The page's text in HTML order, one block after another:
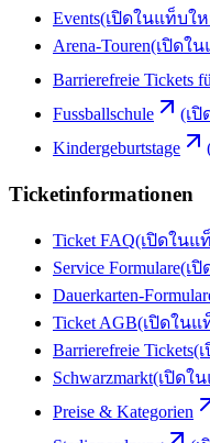
Events(เปิดในแท็บใ
Arena-Touren(เปิดใ
Barrierefreie Tickets
Fussballschule
(เ
Kindergeburtstage
Ticketinformationen
Ticket FAQ(เปิดในแ
Service Formulare(เ
Dauerkarten-
Ticket AGB(เปิดในแ
Barrierefreie Tickets(
Schwarzmarkt(เปิดใ
Preise & Kategorien